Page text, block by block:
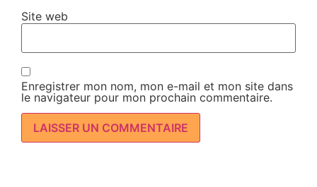
Site web
Enregistrer mon nom, mon e-mail et mon site dans
le navigateur pour mon prochain commentaire.